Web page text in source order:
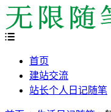
首页
建站交流
站长个人日记随笔